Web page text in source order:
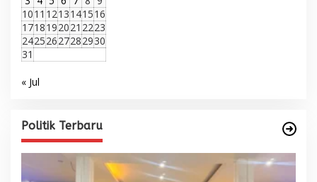
1011 1213141516
1718192021 2223
24252627282930
31
« Jul
Politik Terbaru